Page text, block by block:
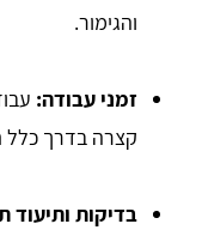
והגימור.
זמני עבודה:
קצרה בדרך כלל
בדיקות ותיעוד